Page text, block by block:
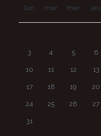
lun mar mer jeu
3 4 5 6
10 11 12 13
17 18 19 20
24 25 26 27
31